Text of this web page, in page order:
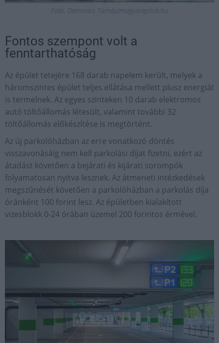
Fotó: Dernovics Tamás/magyarepitok.hu
Fontos szempont volt a
fenntarthatóság
Az épület tetejére 168 darab napelem került, melyek a
háromszintes épület teljes ellátása mellett plusz energiát
is termelnek. Az egyes szinteken 10 darab elektromos
autó töltőállomás létesült, valamint további 32
töltőállomás előkészítése is megtörtént.
Az új parkolóházban az erre vonatkozó döntés
visszavonásáig nem kell parkolási díjat fizetni, ezért az
átadást követően a bejárati és kijárati sorompók
folyamatosan nyitva lesznek. Az átmeneti intézkedések
megszűnését követően a parkolóházban a parkolás díja
óránként 100 forint lesz. Az épületben kialakított
vizesblokk 0-24 órában üzemel 200 forintos érmével.